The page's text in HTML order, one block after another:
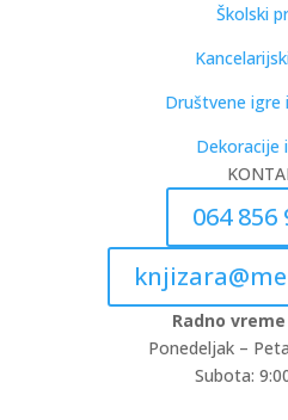
Školski
Društvene igre
Dekoracije
064 856
Radno
Ponedeljak –
Subota: